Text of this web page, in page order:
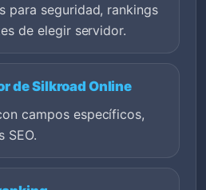
para seguridad, rankings
de elegir servidor.
de Silkroad Online
campos específicos,
SEO.